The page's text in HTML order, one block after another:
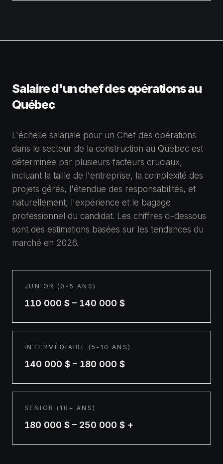
Salaire d'unchef des opérationsau
Québec
L'échelle salariale pour un Chef des opérations
dans le secteur de la construction au Québec est
déterminée par plusieurs facteurs cruciaux,
incluant la taille de l'entreprise, la complexité des
projets gérés, l'étendue des responsabilités, et
naturellement, l'expérience et le bagage
professionnel du candidat. Les chiffres ci-dessous
sont des estimations basées sur les tendances du
marché en 2026.
JUNIOR (0-5 ANS)
110 000 $ – 140 000 $
INTERMÉDIAIRE (5-10 ANS)
140 000 $ – 180 000 $
SENIOR (10+ ANS)
180 000 $ – 250 000 $ +